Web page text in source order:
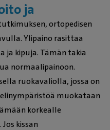
ja
ortopedisen
Ylipaino rasittaa
ja kipuja. Tämän takia
normaalipainoon.
ruokavaliolla, jossa on
muokataan
korkealle
kissan